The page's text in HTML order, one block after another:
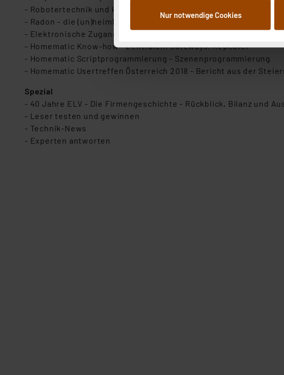
Weiterverarbeitung für die nachfolgend
Abs.1a DSG-VO) zu. Eine detaillierte
ganz oder teilweise zustimmen. Ihre
anpassen oder widerrufen. Die
„Einige Drittanbieter verarbeiten
Nur notwendige Cookies
- Robotertechnik und künstliche Intelligenz - Selbstfahrender
- Radon – die (un)heimliche Bedrohung - Vermeidung und
- Elektronische Zugangssysteme - Von Fingerabdruck bis Iris-
- Homematic Know-how - Zentralen, Gateways, Repeater
- Homematic Scriptprogrammierung - Szenenprogrammierung
- Homematic Usertreffen Österreich 2018 - Bericht aus der
Spezial
- 40 Jahre ELV - Die Firmengeschichte - Rückblick, Bilanz und
- Leser testen und gewinnen
- Technik-News
- Experten antworten